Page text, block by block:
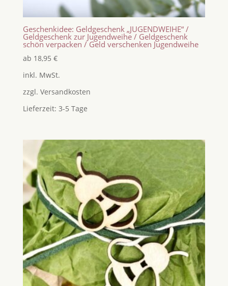
Geschenkidee: Geldgeschenk „JUGENDWEIHE“ /
Geldgeschenk zur Jugendweihe / Geldgeschenk
schön verpacken / Geld verschenken Jugendweihe
ab 18,95 €
inkl. MwSt.
zzgl. Versandkosten
Lieferzeit: 3-5 Tage